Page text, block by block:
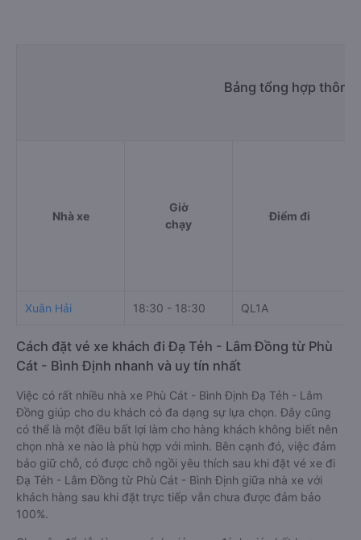
Bảng tổng hợp thông
Nhà xe
Giờ
chạy
Điểm đi
Xuân Hải 18:30 - 18:30 QL1A
Cách đặt vé xe khách đi Đạ Tẻh - Lâm Đồng từ Phù
Cát - Bình Định nhanh và uy tín nhất
Việc có rất nhiều nhà xe Phù Cát - Bình Định Đạ Tẻh - Lâm
Đồng giúp cho du khách có đa dạng sự lựa chọn. Đây cũng
có thể là một điều bất lợi làm cho hàng khách không biết nên
chọn nhà xe nào là phù hợp với mình. Bên cạnh đó, việc đảm
bảo giữ chỗ, có được chỗ ngồi yêu thích sau khi đặt vé xe đi
Đạ Tẻh - Lâm Đồng từ Phù Cát - Bình Định giữa nhà xe với
khách hàng sau khi đặt trực tiếp vẫn chưa được đảm bảo
100%.